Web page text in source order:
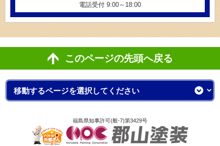
電話受付 9:00～18:00
このページの先頭へ戻る
福島県知事許可(般-7)第3429号